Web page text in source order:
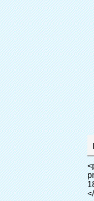
<p align="left"> <span style="line-height: 27px; font-size: 18px;"> <strong> <span style="line-height: